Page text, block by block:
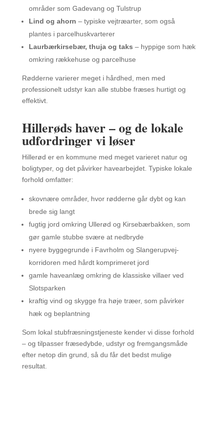
områder som Gadevang og Tulstrup
Lind og ahorn – typiske vejtræarter, som også
plantes i parcelhuskvarterer
Laurbærkirsebær, thuja og taks – hyppige som hæk
omkring rækkehuse og parcelhuse
Rødderne varierer meget i hårdhed, men med
professionelt udstyr kan alle stubbe fræses hurtigt og
effektivt.
Hillerøds haver – og de lokale
udfordringer vi løser
Hillerød er en kommune med meget varieret natur og
boligtyper, og det påvirker havearbejdet. Typiske lokale
forhold omfatter:
skovnære områder, hvor rødderne går dybt og kan
brede sig langt
fugtig jord omkring Ullerød og Kirsebærbakken, som
gør gamle stubbe svære at nedbryde
nyere byggegrunde i Favrholm og Slangerupvej-
korridoren med hårdt komprimeret jord
gamle haveanlæg omkring de klassiske villaer ved
Slotsparken
kraftig vind og skygge fra høje træer, som påvirker
hæk og beplantning
Som lokal stubfræsningstjeneste kender vi disse forhold
– og tilpasser fræsedybde, udstyr og fremgangsmåde
efter netop din grund, så du får det bedst mulige
resultat.